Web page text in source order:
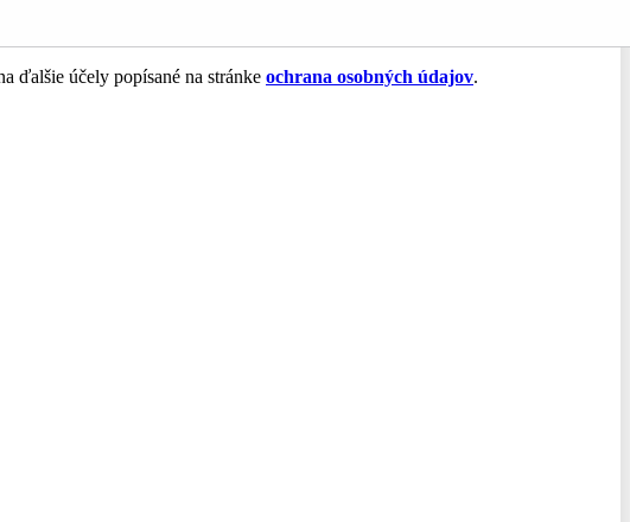
ďalšie účely popísané na stránke ochrana osobných údajov.